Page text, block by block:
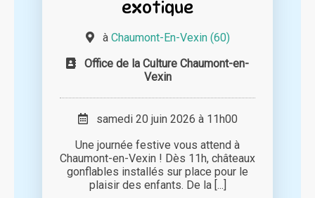
exotique
à Chaumont-En-Vexin (60)
Office de la Culture Chaumont-en-
Vexin
samedi 20 juin 2026 à 11h00
Une journée festive vous attend à
Chaumont-en-Vexin ! Dès 11h, châteaux
gonflables installés sur place pour le
plaisir des enfants. De la [...]